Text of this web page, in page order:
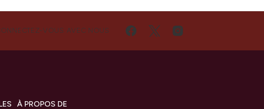
VOUS AVEC NOUS
À PROPOS DE